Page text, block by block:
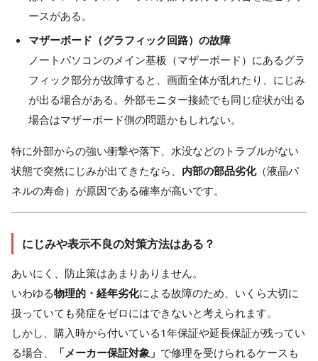
ースがある。
マザーボード（グラフィック回路）の故障
ノートパソコンのメイン基板（マザーボード）にあるグラ
フィック部分が故障すると、画面全体が乱れたり、にじみ
が出る場合がある。外部モニター接続でも同じ症状が出る
場合はマザーボード側の問題かもしれない。
特に外部からの強い衝撃や落下、水没などのトラブルがない
状態で突然にじみが出てきたなら、 内部の部品劣化（液晶パ
ネルの寿命）が原因である確率が高いです。
にじみや表示不良の対策方法はある？
あいにく、防止策はあまりありません。
いわゆる物理的・経年劣化による故障のため、いくら大切に
扱っていても発症をゼロにはできないと考えられます。
しかし、購入時から付いている1年保証や延長保証が残ってい
る場合、
「メーカー保証対象」 で修理を受けられるケースも